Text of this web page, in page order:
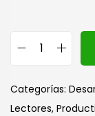
Categorías:
Lectores,